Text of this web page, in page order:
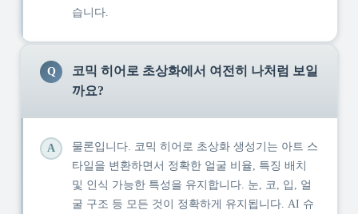
습니다.
Q
코믹 히어로 초상화에서 여전히 나처럼 보일
까요?
A
물론입니다. 코믹 히어로 초상화 생성기는 아트 스
타일을 변환하면서 정확한 얼굴 비율, 특징 배치
및 인식 가능한 특성을 유지합니다. 눈, 코, 입, 얼
굴 구조 등 모든 것이 정확하게 유지됩니다. AI 슈